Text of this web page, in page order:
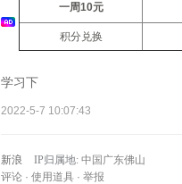
一周10元
积分兑换
学习下
2022-5-7 10:07:43
新浪 IP归属地: 中国广东佛山
评论 · 使用道具 · 举报